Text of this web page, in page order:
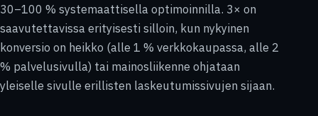
30–100 % systemaattisella optimoinnilla. 3× on
saavutettavissa erityisesti silloin, kun nykyinen
konversio on heikko (alle 1 % verkkokaupassa, alle 2
% palvelusivulla) tai mainosliikenne ohjataan
yleiselle sivulle erillisten laskeutumissivujen sijaan.